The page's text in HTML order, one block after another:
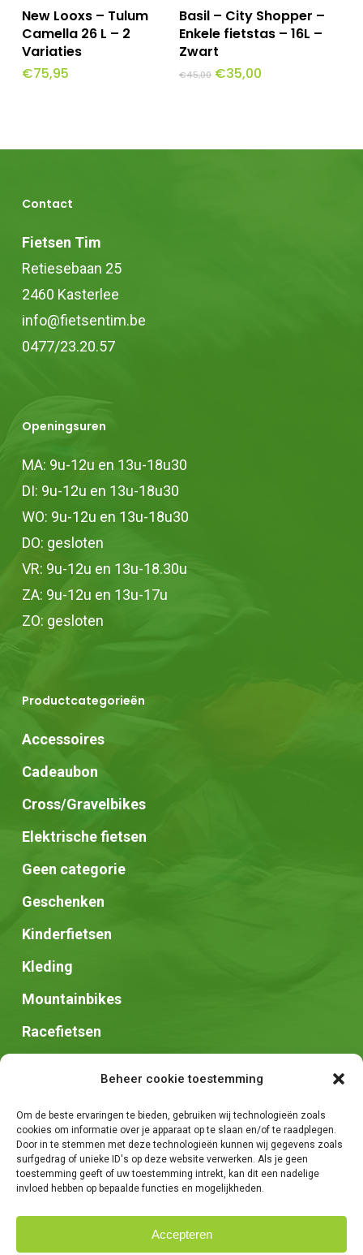
Beheer cookie toestemming
Om de beste ervaringen te bieden, gebruiken wij technologieën zoals
cookies om informatie over je apparaat op te slaan en/of te raadplegen.
Door in te stemmen met deze technologieën kunnen wij gegevens zoals
surfgedrag of unieke ID's op deze website verwerken. Als je geen
toestemming geeft of uw toestemming intrekt, kan dit een nadelige
invloed hebben op bepaalde functies en mogelijkheden.
Accepteren
Opties Selecteren
product
heeft
meerdere
gekozen
worden
op
de
productpagina
New Looxs – Tulum
Camella 26 L – 2
Variaties
€75,95
Toevoegen Aan
Winkelwagen
Basil – City Shopper –
Enkele fietstas – 16L –
Zwart
€45,00 Oorspronkelijke
€35,00
Contact
Fietsen Tim
Retiesebaan 25
2460 Kasterlee
info@fietsentim.be
0477/23.20.57
Openingsuren
MA: 9u-12u en 13u-18u30
DI: 9u-12u en 13u-18u30
WO: 9u-12u en 13u-18u30
DO: gesloten
VR: 9u-12u en 13u-18.30u
ZA: 9u-12u en 13u-17u
ZO: gesloten
Productcategorieën
Accessoires
Cadeaubon
Cross/Gravelbikes
Elektrische fietsen
Geen categorie
Geschenken
Kinderfietsen
Kleding
Mountainbikes
Racefietsen
Zadels